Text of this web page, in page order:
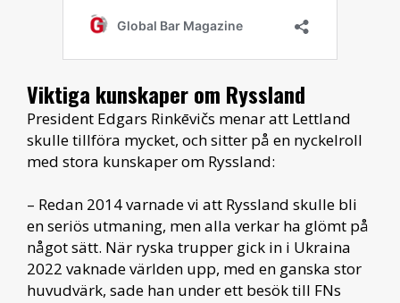
Viktiga kunskaper om Ryssland
President Edgars Rinkēvičs menar att Lettland
skulle tillföra mycket, och sitter på en nyckelroll
med stora kunskaper om Ryssland:
– Redan 2014 varnade vi att Ryssland skulle bli
en seriös utmaning, men alla verkar ha glömt på
något sätt. När ryska trupper gick in i Ukraina
2022 vaknade världen upp, med en ganska stor
huvudvärk, sade han under ett besök till FNs